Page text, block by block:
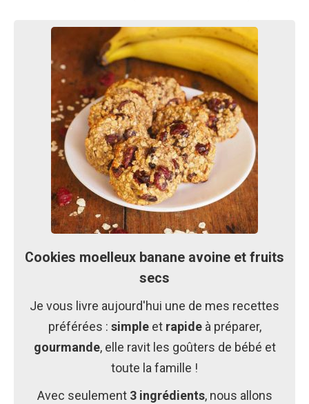
Cookies moelleux banane avoine et fruits
secs
Je vous livre aujourd'hui une de mes recettes
préférées : simpleet rapideà préparer,
gourmande, elle ravit les goûters de bébé et
toute la famille !
Avec seulement 3 ingrédients, nous allons